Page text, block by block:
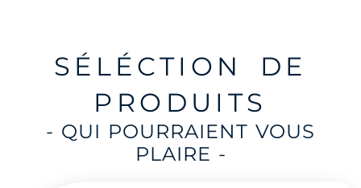
SÉLÉCTION DE
PRODUITS
- QUI POURRAIENT VOUS
PLAIRE -